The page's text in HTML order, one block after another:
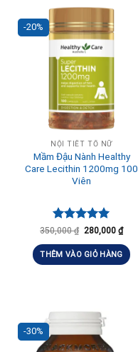
-20%
NỘI TIẾT TỐ NỮ
Mầm Đậu Nành Healthy
Care Lecithin 1200mg 100
Viên
Được xếp
hạng5.00
5 sao
350,000₫ 280,000 ₫
THÊM VÀO GIỎ HÀNG
-30%